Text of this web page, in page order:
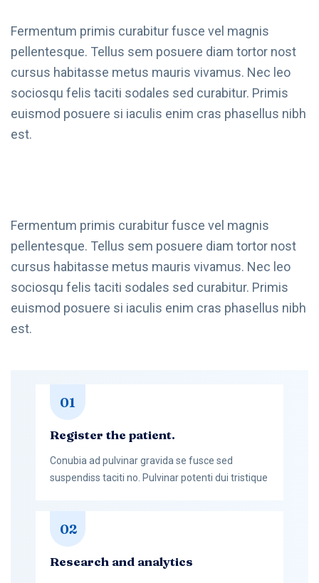
Fermentum primis curabitur fusce vel magnis
pellentesque. Tellus sem posuere diam tortor nost
cursus habitasse metus mauris vivamus. Nec leo
sociosqu felis taciti sodales sed curabitur. Primis
euismod posuere si iaculis enim cras phasellus nibh
est.
Fermentum primis curabitur fusce vel magnis
pellentesque. Tellus sem posuere diam tortor nost
cursus habitasse metus mauris vivamus. Nec leo
sociosqu felis taciti sodales sed curabitur. Primis
euismod posuere si iaculis enim cras phasellus nibh
est.
01
Register the patient.
Conubia ad pulvinar gravida se fusce sed
suspendiss taciti no. Pulvinar potenti dui tristique
02
Research and analytics